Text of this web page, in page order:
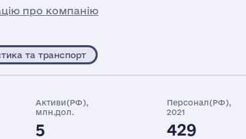
про компанію
та транспорт
Активи(РФ),
млн.дол.
5
Персонал(РФ),
2021
429